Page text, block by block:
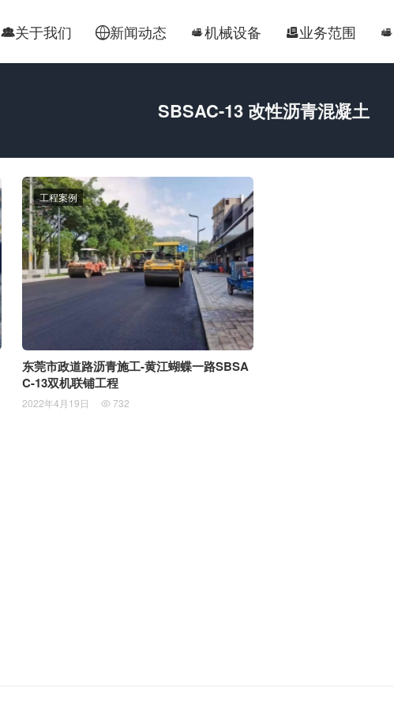
关于我们 新闻动态 机械设备 业务范围 
SBSAC-13 改性沥青混凝土
东莞市政道路沥青施工-黄江蝴蝶一路SBSA
C-13双机联铺工程
工程案例
2022年4月19日  732